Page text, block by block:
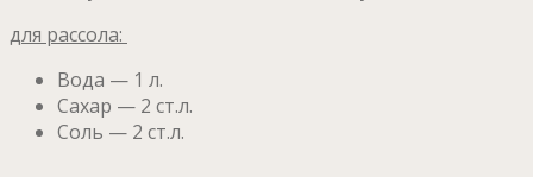
для рассола:
Вода — 1 л.
Сахар — 2 ст.л.
Соль — 2 ст.л.